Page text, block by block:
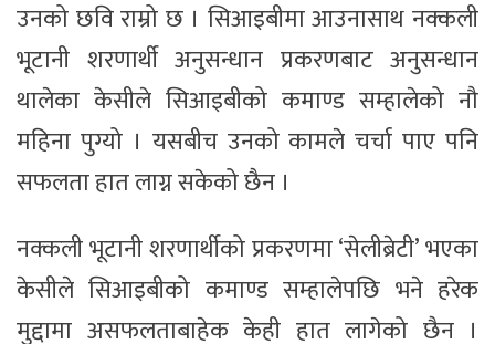
उनको छवि राम्रो छ । सिआइबीमा आउनासाथ नक्कली
भूटानी शरणार्थी अनुसन्धान प्रकरणबाट अनुसन्धान
थालेका केसीले सिआइबीको कमाण्ड सम्हालेको नौ
महिना पुग्यो । यसबीच उनको कामले चर्चा पाए पनि
सफलता हात लाग्न सकेको छैन ।
नक्कली भूटानी शरणार्थीको प्रकरणमा ‘सेलीब्रेटी’ भएका
केसीले सिआइबीको कमाण्ड सम्हालेपछि भने हरेक
मुद्दामा असफलताबाहेक केही हात लागेको छैन ।